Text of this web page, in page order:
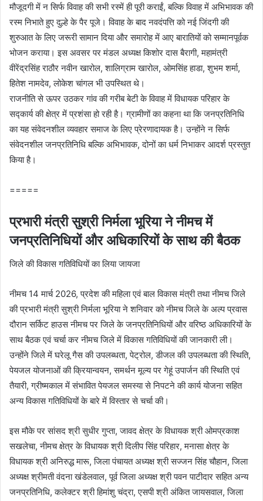
मौजूदगी में न सिर्फ विवाह की सभी रस्में ही पूरी कराईं, बल्कि विवाह में अभिभावक की
रस्म निभाते हुए दुल्हे के पैर पूजे। विवाह के बाद नवदंपत्ति को नई जिंदगी की
शुरुआत के लिए जरूरी सामान दिया और समारोह में आए बारातियों को सम्मानपूर्वक
भोजन कराया। इस अवसर पर मंडल अध्यक्ष किशोर दास बैरागी, महामंत्री
वीरेंद्रसिंह राठौर नवीन खारोल, शालिग्राम खारोल, ओमसिंह हाडा, शुभम शर्मा,
हितेश नामदेव, लोकेश चांगल भी उपस्थित थे।
राजनीति से ऊपर उठकर गांव की गरीब बेटी के विवाह में विधायक परिहार के
सद्कार्य की क्षेत्र में प्रशंसा हो रही है। ग्रामीणों का कहना था कि जनप्रतिनिधि
का यह संवेदनशील व्यवहार समाज के लिए प्रेरणादायक है। उन्होंने न सिर्फ
संवेदनशील जनप्रतिनिधि बल्कि अभिभावक, दोनों का धर्म निभाकर आदर्श प्रस्तुत
किया है।
=====
प्रभारी मंत्री सुश्री निर्मला भूरिया ने नीमच में
जनप्रतिनिधियों और अधिकारियों के साथ की बैठक
जिले की विकास गतिविधियों का लिया जायजा
नीमच 14 मार्च 2026, प्रदेश की महिला एवं बाल विकास मंत्री तथा नीमच जिले
की प्रभारी मंत्री सुश्री निर्मला भूरिया ने शनिवार को नीमच जिले के अल्प प्रवास
दौरान सर्किट हाउस नीमच पर जिले के जनप्रतिनिधियों और वरिष्ठ अधिकारियों के
साथ बैठक एवं चर्चा कर नीमच जिले में विकास गतिविधियों की जानकारी ली।
उन्होंने जिले में घरेलू गैस की उपलब्धता, पेट्रोल, डीजल की उपलब्धता की स्थिति,
पेयजल योजनाओं की क्रियान्वयन, समर्थन मूल्य पर गेहूं उपार्जन की स्थिति एवं
तैयारी, ग्रीष्मकाल में संभावित पेयजल समस्या से निपटने की कार्य योजना सहित
अन्य विकास गतिविधियों के बारे में विस्तार से चर्चा की।
इस मौके पर सांसद श्री सुधीर गुप्ता, जावद क्षेत्र के विधायक श्री ओमप्रकाश
सखलेचा, नीमच क्षेत्र के विधायक श्री दिलीप सिंह परिहार, मनासा क्षेत्र के
विधायक श्री अनिरुद्ध मारू, जिला पंचायत अध्यक्ष श्री सज्जन सिंह चौहान, जिला
अध्यक्ष श्रीमती वंदना खंडेलवाल, पूर्व जिला अध्यक्ष श्री पवन पाटीदार सहित अन्य
जनप्रतिनिधि, कलेक्टर श्री हिमांशु चंद्रा, एसपी श्री अंकित जायसवाल, जिला